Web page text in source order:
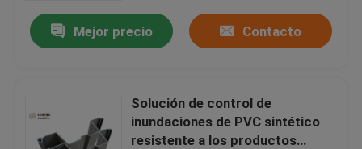
Mejor precio Contacto
Solución de control de
inundaciones de PVC sintético
resistente a los productos